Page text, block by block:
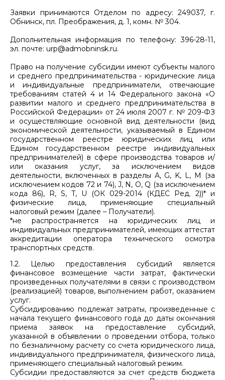
Заявки принимаются Отделом по адресу: 249037, г.
Обнинск, пл. Преображения, д. 1, комн. № 304.
Дополнительная информация по телефону: 396-28-11,
эл. почте: urp@admobninsk.ru.
Право на получение субсидии имеют субъекты малого
и среднего предпринимательства - юридические лица
и индивидуальные предприниматели, отвечающие
требованиям статей 4 и 14 Федерального закона «О
развитии малого и среднего предпринимательства в
Российской Федерации» от 24 июля 2007 г. № 209-ФЗ
и осуществляющие основной вид деятельности (вид
экономической деятельности, указываемый в Едином
государственном реестре юридических лиц или
Едином государственном реестре индивидуальных
предпринимателей) в сфере производства товаров и/
или оказания услуг, за исключением видов
деятельности, включенных в разделы A, G, K, L, M (за
исключением кодов 72 и 74), J, N, O, Q (за исключением
кода 86), R, S, T, U (ОК 029-2014 (КДЕС Ред. 2))* и
физические лица, применяющие специальный
налоговый режим (далее – Получатели).
*не распространяется на юридических лиц и
индивидуальных предпринимателей, имеющих аттестат
аккредитации оператора технического осмотра
транспортных средств.
1.2. Целью предоставления субсидий является
финансовое возмещение части затрат, фактически
произведенных получателями в связи с производством
(реализацией) товаров, выполнением работ, оказанием
услуг.
Субсидированию подлежат затраты, произведенные с
начала текущего финансового года до даты окончания
приема заявок на предоставление субсидий,
указанной в объявлении о проведении отбора, только
по безналичному расчету со счета юридического лица,
индивидуального предпринимателя, физического лица,
применяющего специальный налоговый режим.
Субсидии предоставляются за счет средств бюджета